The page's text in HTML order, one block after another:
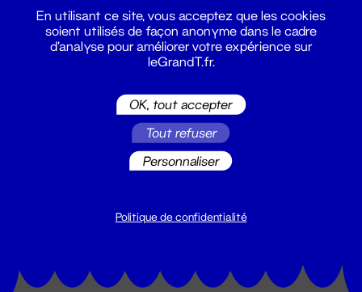
billetterie@leGrandT.fr
En utilisant ce site, vous acceptez que les cookies
soient utilisés de façon anonyme dans le cadre
d'analyse pour améliorer votre expérience sur
leGrandT.fr.
OK, tout accepter
Tout refuser
Personnaliser
Politique de confidentialité